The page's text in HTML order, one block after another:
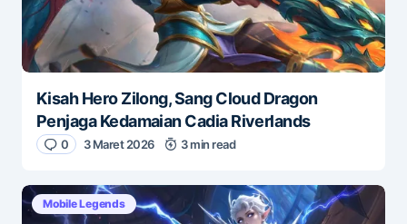
Kisah Hero Zilong, Sang Cloud Dragon
Penjaga Kedamaian Cadia Riverlands
0 3 Maret 2026 3 min read
Mobile Legends